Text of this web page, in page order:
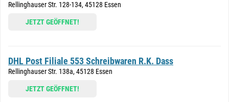
Rellinghauser Str. 128-134, 45128 Essen
JETZT GEÖFFNET!
DHL Post Filiale 553 Schreibwaren R.K. Dass
Rellinghauser Str. 138a, 45128 Essen
JETZT GEÖFFNET!